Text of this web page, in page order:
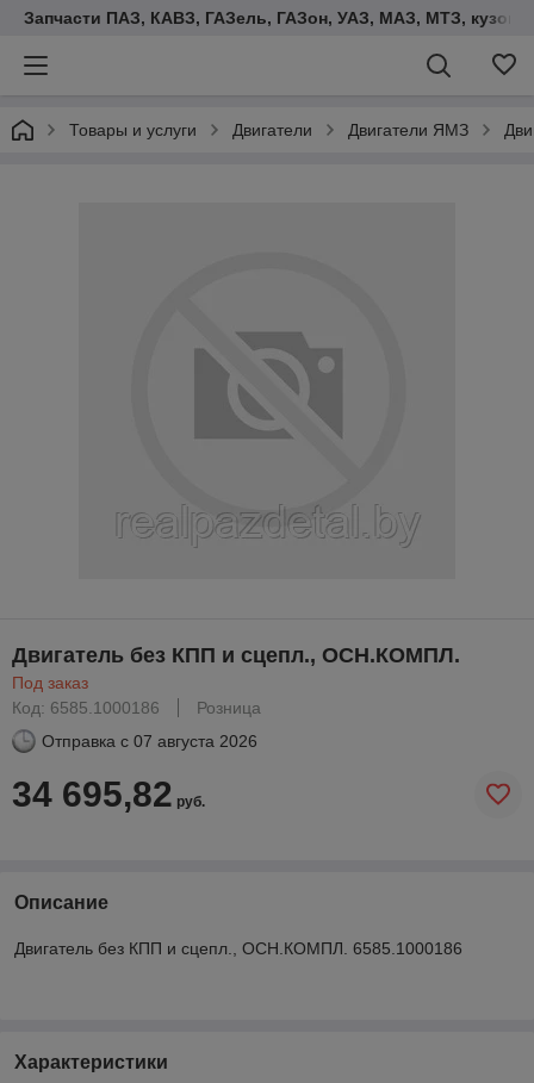
Запчасти ПАЗ, КАВЗ, ГАЗель, ГАЗон, УАЗ, МАЗ, МТЗ,
Товары и услуги Двигатели Двигатели ЯМЗ
Двигатель без КПП и сцепл., ОСН.КОМПЛ.
Под заказ
Код: 6585.1000186
Розница
Отправка с 07 августа 2026
34 695,82 руб.
Описание
Двигатель без КПП и сцепл., ОСН.КОМПЛ. 6585.1000186
Характеристики